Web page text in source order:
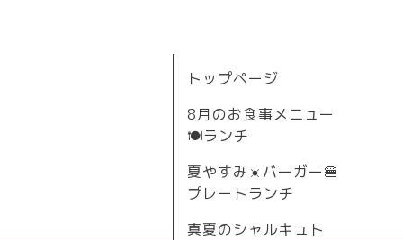
トップページ
8月のお食事メニュー
🍽ランチ
夏やすみ☀️バーガー🍔
プレートランチ
真夏のシャルキュト